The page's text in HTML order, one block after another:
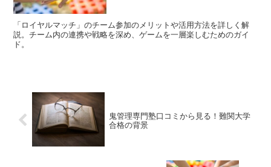
「ロイヤルマッチ」のチーム参加のメリットや活用方法を詳しく解
説。チーム内の連携や戦略を深め、ゲームを一層楽しむためのガイ
ド。
鬼管理専門塾口コミから見る！難関大学
合格の背景